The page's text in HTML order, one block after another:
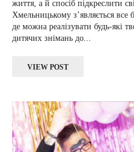
життя, а й спосіб підкреслити
Хмельницькому з’являється все
де можна реалізувати будь-які
дитячих знімань до...
VIEW POST